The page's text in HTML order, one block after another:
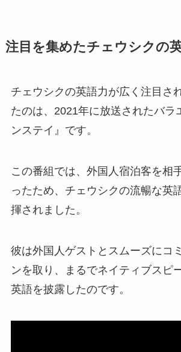
注目を集めたチェウシクの
チェウシクの英語力が広く注目さ
たのは、2021年に放送されたバラ
ンステイ』です。
この番組では、外国人宿泊客を相
ったため、チェウシクの流暢な英
揮されました。
彼は外国人ゲストとスムーズにコ
ンを取り、まるでネイティブスピ
英語を披露したのです。